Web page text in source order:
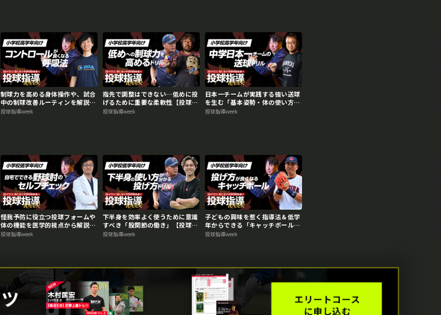
制球力を高める身体操作や、試合
中の制球改善ルーティンを解説
【投球指導weekアーカイブ】
投球指導week
再生中
指先で調整はできない…低めに投
げるために重要な柔軟性【投球指
導weekアーカイブ】
投球指導week
日本一チームが実践する強い送球
を生む「基本姿勢・体の使い方」
【投球指導weekアーカイブ】
投球指導week
怪我予防に役立つ投球フォームや
体の機能を医学的視点から解説
【投球指導weekアーカイブ】
投球指導week
下半身を効率よく使うために意識
すべき「股関節の働き」【投球指
導weekアーカイブ】
投球指導week
子どもの興味を惹く指導法＆低学
年からできる「キャッチボールド
リル」【投球指導weekアーカイ
投球指導week